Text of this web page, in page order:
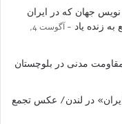
نویس جهان که در ایران
زنده یاد
آگوست 4,
مقاومت مدنی در بلوچستان
در لندن/ عکس تجمع